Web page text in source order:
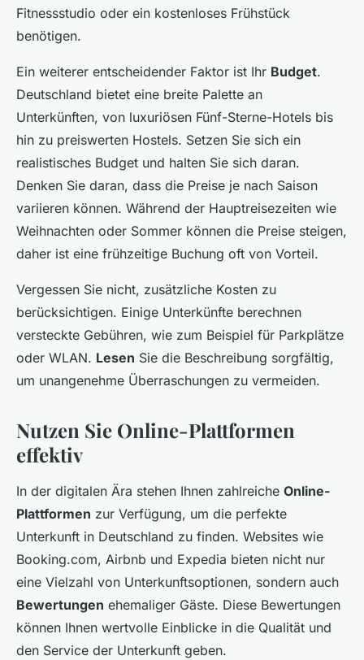
Fitnessstudio oder ein kostenloses Frühstück
benötigen.
Ein weiterer entscheidender Faktor ist Ihr Budget.
Deutschland bietet eine breite Palette an
Unterkünften, von luxuriösen Fünf-Sterne-Hotels bis
hin zu preiswerten Hostels. Setzen Sie sich ein
realistisches Budget und halten Sie sich daran.
Denken Sie daran, dass die Preise je nach Saison
variieren können. Während der Hauptreisezeiten wie
Weihnachten oder Sommer können die Preise steigen,
daher ist eine frühzeitige Buchung oft von Vorteil.
Vergessen Sie nicht, zusätzliche Kosten zu
berücksichtigen. Einige Unterkünfte berechnen
versteckte Gebühren, wie zum Beispiel für Parkplätze
oder WLAN. Lesen Sie die Beschreibung sorgfältig,
um unangenehme Überraschungen zu vermeiden.
Nutzen Sie Online-Plattformen
effektiv
In der digitalen Ära stehen Ihnen zahlreiche Online-
Plattformen zur Verfügung, um die perfekte
Unterkunft in Deutschland zu finden. Websites wie
Booking.com, Airbnb und Expedia bieten nicht nur
eine Vielzahl von Unterkunftsoptionen, sondern auch
Bewertungen ehemaliger Gäste. Diese Bewertungen
können Ihnen wertvolle Einblicke in die Qualität und
den Service der Unterkunft geben.